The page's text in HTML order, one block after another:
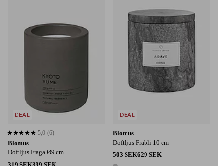
Blomus
Doftljus Fraga Ø9 cm
319 SEK399 SEK
5,0 baserat på 6 st betyg
5,0 (6)
DEAL
Blomus
Doftljus Frabli 10 cm
503 SEK629 SEK
DEAL